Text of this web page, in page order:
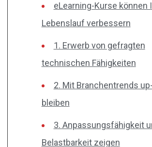
eLearning-Kurse können
Lebenslauf verbessern
1. Erwerb von gefragten
technischen Fähigkeiten
2. Mit Branchentrends
bleiben
3. Anpassungsfähigkeit
Belastbarkeit zeigen